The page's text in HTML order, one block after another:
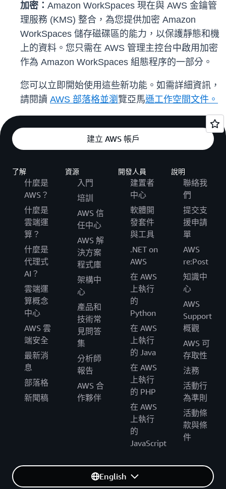
加密： Amazon WorkSpaces 現在與 AWS 金鑰管
理服務 (KMS) 整合，為您提供加密 Amazon
WorkSpaces 儲存磁碟區的能力，以保護靜態和機
上的資料。您只需在 AWS 管理主控台中啟用加密
作為 Amazon WorkSpaces 組態程序的一部分。
您可以立即開始使用這些新功能。如需詳細資訊，
請閱讀 AWS 部落格並瀏 覽亞馬遜工作空間文件。
建立 AWS 帳戶
了解
什麼是
AWS？
什麼是
雲端運
算？
什麼是
代理式
AI？
雲端運
算概念
中心
AWS 雲
端安全
最新消
息
部落格
新聞稿
資源
入門
培訓
AWS 信
任中心
AWS 解
決方案
程式庫
架構中
心
產品和
技術常
見問答
集
分析師
報告
AWS 合
作夥伴
開發人員
建置者
中心
軟體開
發套件
與工具
.NET on
AWS
在 AWS
上執行
的
Python
在 AWS
上執行
的 Java
在 AWS
上執行
的 PHP
在 AWS
上執行
的
JavaScript
說明
聯絡我
們
提交支
援申請
單
AWS
re:Post
知識中
心
AWS
Support
概觀
AWS 可
存取性
法務
活動行
為準則
活動條
款與條
件
English